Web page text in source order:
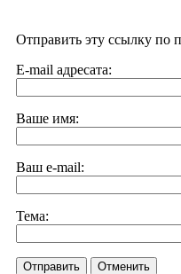
Отправить эту ссылку по
E-mail адресата:
Ваше имя:
Ваш e-mail:
Тема:
Отправить Отменить